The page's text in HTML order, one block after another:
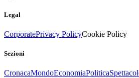
Legal
CorporatePrivacy PolicyCookie Policy
Sezioni
CronacaMondoEconomiaPolitica